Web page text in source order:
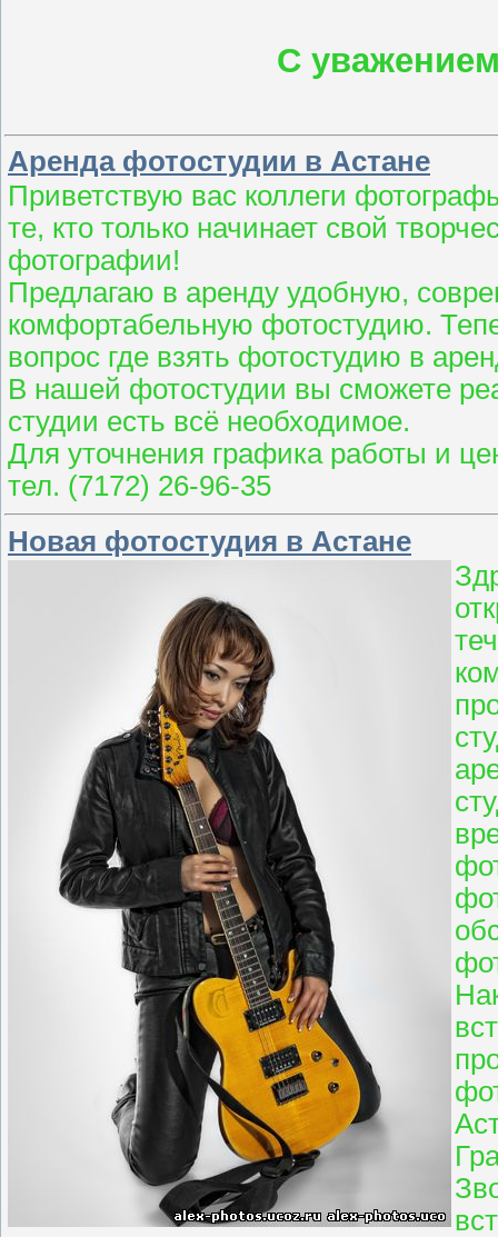
С
Аренда фотостудии в Астане
Приветствую вас коллеги
те, кто только начинает свой
фотографии!
Предлагаю в аренду удобную,
комфортабельную фотостудию.
вопрос где взять фотостудию в
В нашей фотостудии вы сможете
студии есть всё необходимое.
Для уточнения графика работы и
тел. (7172) 26-96-35
Новая фотостудия в Астане